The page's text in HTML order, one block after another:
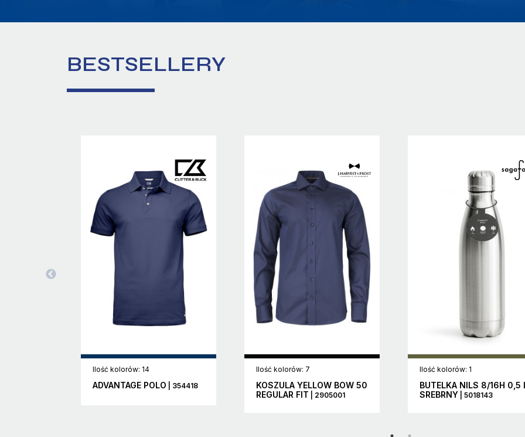
BESTSELLERY
Ilość kolorów: 14
ADVANTAGE POLO | 354418
Ilość kolorów: 7
KOSZULA YELLOW BOW 50
REGULAR FIT | 2905001
Ilość kolorów: 1
BUTELKA NILS 8/16H 0,5
SREBRNY | 5018143